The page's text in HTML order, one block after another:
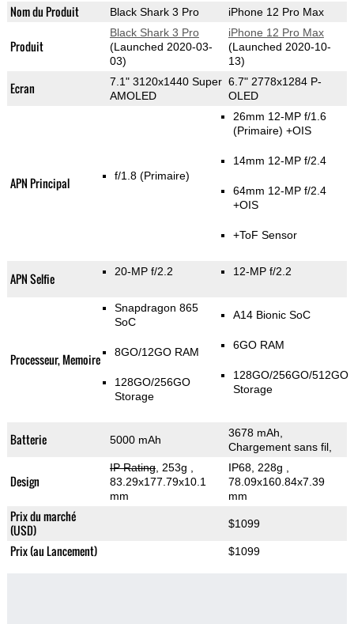
Nom du Produit Black Shark 3 Pro iPhone 12 Pro Max
Produit
Black Shark 3 Pro
(Launched 2020-03-
03)
iPhone 12 Pro Max
(Launched 2020-10-
13)
Ecran
7.1" 3120x1440 Super
AMOLED
6.7" 2778x1284 P-
OLED
APN Principal f/1.8 (Primaire)
26mm 12-MP f/1.6
(Primaire) +OIS
14mm 12-MP f/2.4
64mm 12-MP f/2.4
+OIS
+ToF Sensor
APN Selfie 20-MP f/2.2 12-MP f/2.2
Processeur, Memoire
Snapdragon 865
SoC
8GO/12GO RAM
128GO/256GO
Storage
A14 Bionic SoC
6GO RAM
128GO/256GO/512GO
Storage
Batterie 5000 mAh
3678 mAh,
Chargement sans fil,
Design
IP Rating, 253g
83.29x177.79x10.1
mm
IP68, 228g
78.09x160.84x7.39
mm
Prix du marché
(USD)
$1099
Prix (au Lancement) $1099